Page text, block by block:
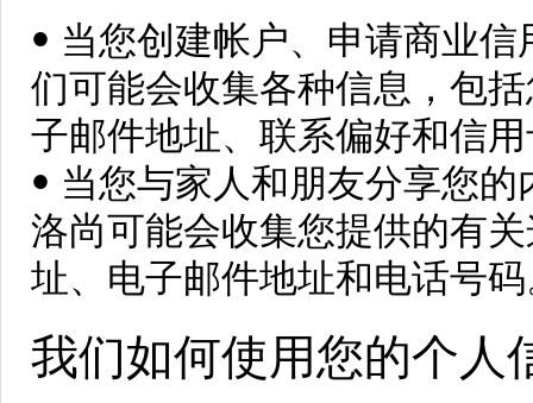
• 当您创建帐户、申请商业
们可能会收集各种信息，包
子邮件地址、联系偏好和信
• 当您与家人和朋友分享您
洛尚可能会收集您提供的有
址、电子邮件地址和电话号
我们如何使用您的个人